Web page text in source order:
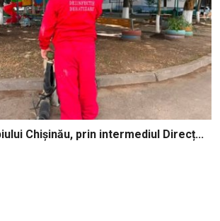
Chișinău, prin intermediul Direcț...